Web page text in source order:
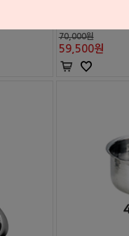
70,000원
59,500원